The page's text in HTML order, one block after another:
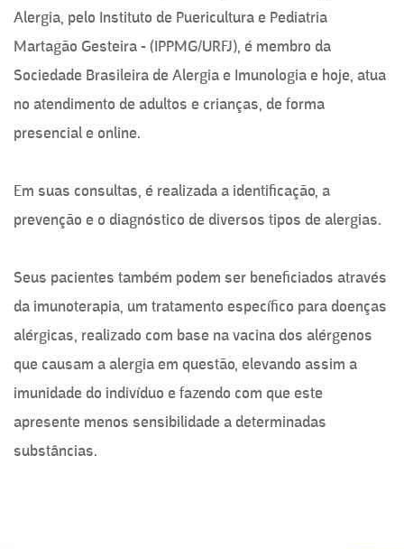
Alergia, pelo Instituto de Puericultura e Pediatria
Martagão Gesteira - (IPPMG/URFJ), é membro da
Sociedade Brasileira de Alergia e Imunologia e hoje, atua
no atendimento de adultos e crianças, de forma
presencial e online.
Em suas consultas, é realizada a identificação, a
prevenção e o diagnóstico de diversos tipos de alergias.
Seus pacientes também podem ser beneficiados através
da imunoterapia, um tratamento específico para doenças
alérgicas, realizado com base na vacina dos alérgenos
que causam a alergia em questão, elevando assim a
imunidade do indivíduo e fazendo com que este
apresente menos sensibilidade a determinadas
substâncias.